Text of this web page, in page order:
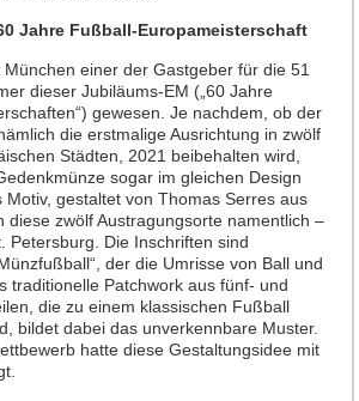
Jahre Fußball-Europameisterschaft
einer der Gastgeber für die 51
dieser Jubiläums-EM („60 Jahre
gewesen. Je nachdem, ob der
die erstmalige Ausrichtung in zwölf
Städten, 2021 beibehalten wird,
sogar im gleichen Design
gestaltet von Thomas Serres aus
diese zwölf Austragungsorte namentlich –
Petersburg. Die Inschriften sind
der die Umrisse von Ball und
traditionelle Patchwork aus fünf- und
die zu einem klassischen Fußball
bildet dabei das unverkennbare Muster.
hatte diese Gestaltungsidee mit